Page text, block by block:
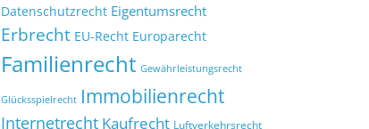
Datenschutzrecht Eigentumsrecht
Erbrecht EU-Recht Europarecht
Familienrecht Gewährleistungsrecht
Glücksspielrecht Immobilienrecht
Internetrecht Kaufrecht Luftverkehrsrecht